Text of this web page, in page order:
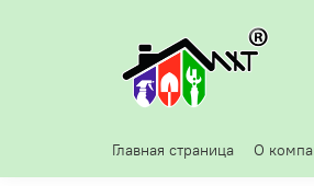
Главная страница О